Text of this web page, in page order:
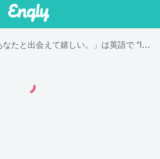
「あなたと出会えて嬉しい。」は英語で "I am thankful to have you in my life."